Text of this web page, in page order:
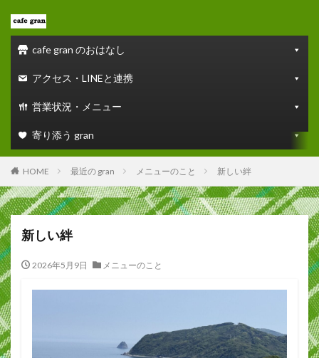
cafe gran のおはなし
アクセス・LINEと連携
営業状況・メニュー
寄り添う gran
HOME 最近の gran メニューのこと 新しい絆
新しい絆
2026年5月9日 メニューのこと